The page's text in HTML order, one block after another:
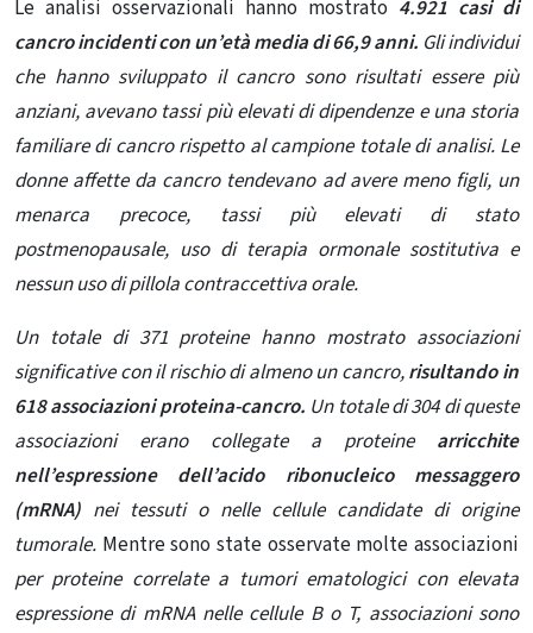
Le analisi osservazionali hanno mostrato 4.921 casi di
cancro incidenti con un’età media di 66,9 anni. Gli individui
che hanno sviluppato il cancro sono risultati essere più
anziani, avevano tassi più elevati di dipendenze e una storia
familiare di cancro rispetto al campione totale di analisi. Le
donne affette da cancro tendevano ad avere meno figli, un
menarca precoce, tassi più elevati di stato
postmenopausale, uso di terapia ormonale sostitutiva e
nessun uso di pillola contraccettiva orale.
Un totale di 371 proteine ​​hanno mostrato associazioni
significative con il rischio di almeno un cancro,risultando in
618 associazioni proteina-cancro. Un totale di 304 di queste
associazioni erano collegate a proteine​​arricchite
nell’espressione dell’acido ribonucleico messaggero
(mRNA) nei tessuti o nelle cellule candidate di origine
tumorale. Mentre sono state osservate molte associazioni
per proteine ​​correlate a tumori ematologici con elevata
espressione di mRNA nelle cellule B o T, associazioni sono